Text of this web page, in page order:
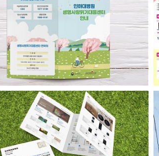
생명사랑위기대응센터 안내 리플릿
가전행사용 카탈로그